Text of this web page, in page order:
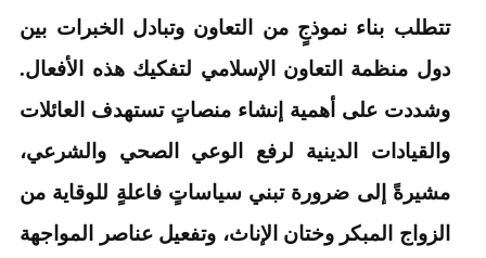
تتطلب بناء نموذجٍ من التعاون وتبادل الخبرات بين
دول منظمة التعاون الإسلامي لتفكيك هذه الأفعال.
وشددت على أهمية إنشاء منصاتٍ تستهدف العائلات
والقيادات الدينية لرفع الوعي الصحي والشرعي،
مشيرةً إلى ضرورة تبني سياساتٍ فاعلةٍ للوقاية من
الزواج المبكر وختان الإناث، وتفعيل عناصر المواجهة